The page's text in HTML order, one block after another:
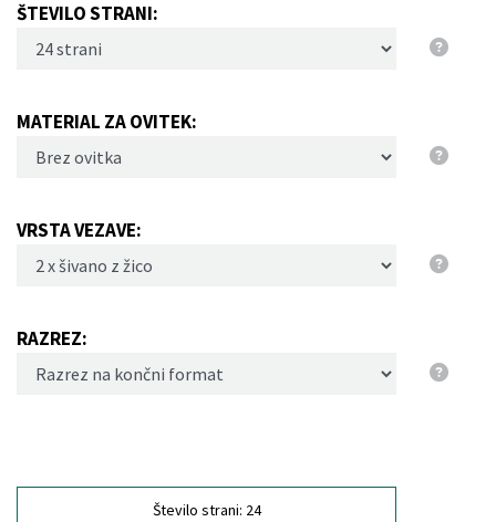
ŠTEVILO STRANI:
MATERIAL ZA OVITEK:
VRSTA VEZAVE:
RAZREZ:
Število strani: 24